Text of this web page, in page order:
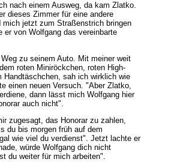
nach einem Ausweg, da kam Zlatko.
dieses Zimmer für eine andere
mich jetzt zum Straßenstrich bringen
von Wolfgang das vereinbarte
zu seinem Auto. Mit meiner weit
roten Miniröckchen, roten High-
Handtäschchen, sah ich wirklich wie
einen neuen Versuch. "Aber Zlatko,
dann lässt mich Wolfgang hier
auch nicht".
zugesagt, das Honorar zu zahlen,
du bis morgen früh auf dem
wie viel du verdienst". Jetzt lachte er
würde Wolfgang dich nicht
du weiter für mich arbeiten".